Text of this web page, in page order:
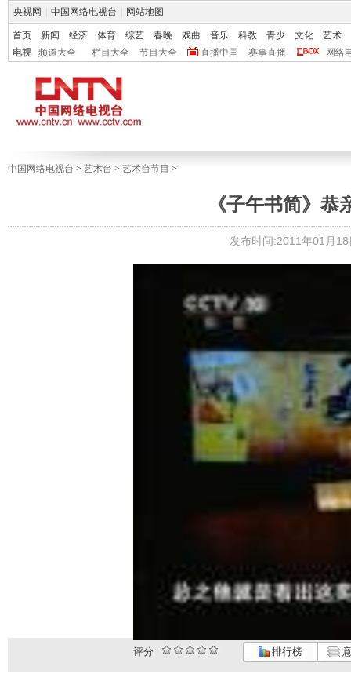
央视网 中国网络电视台 网站地图
首页 新闻 经济 体育 综艺 春晚 戏曲 音乐 科教 青少 文化
艺术
电视
频道大全 栏目大全 节目大全 直播中国 赛事直播 网络
中国网络电视台 > 艺术台 > 艺术台节目 >
《子午书简》恭
发布时间:2011年01月
评分 排行榜